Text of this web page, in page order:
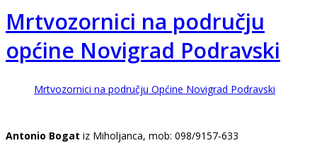
Mrtvozornici na području
općine Novigrad Podravski
Mrtvozornici na području Općine Novigrad Podravski
Antonio Bogat iz Miholjanca, mob: 098/9157-633